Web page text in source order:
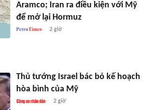
Aramco; Iran ra điều kiện với Mỹ
để mở lại Hormuz
2 giờ
Thủ tướng Israel bác bỏ kế hoạch
hòa bình của Mỹ
2 giờ